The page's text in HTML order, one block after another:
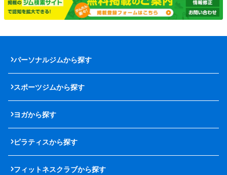
パーソナルジムから探す
スポーツジムから探す
ヨガから探す
ピラティスから探す
フィットネスクラブから探す